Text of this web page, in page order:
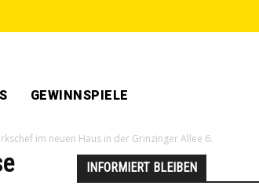
GEWINNSPIELE
im neuen Haus in der Grinzinger Allee 6.
INFORMIERT BLEIBEN